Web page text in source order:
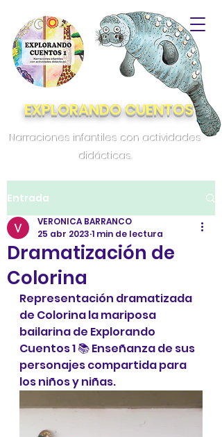
EXPLORANDO CUENTOS
Narraciones infantiles con actividades
didácticas.
Entrada
Dramatización de
Colorina
VERONICA BARRANCO
25 abr 2023 1 min de lectura
Representación dramatizada
de Colorina la mariposa
bailarina de Explorando
Cuentos 1 📚 Enseñanza de sus
personajes compartida para
los niños y niñas.